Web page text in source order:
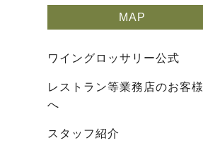
MAP
ワイングロッサリー公式
レストラン等業務店のお客様
へ
スタッフ紹介